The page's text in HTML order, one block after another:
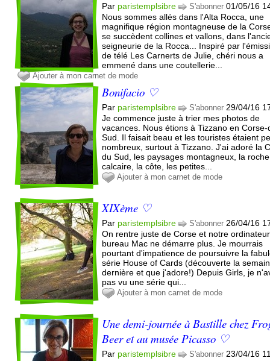
Par paristemplsibre S'abonner 01/05/16
Nous sommes allés dans l'Alta Rocca, une
magnifique région montagneuse de la
se succèdent collines et vallons, dans
seigneurie de la Rocca... Inspiré par
de télé Les Carnerts de Julie, chéri nous a
emmené dans une coutellerie...
Ajouter à mon carnet de mode
Bonifacio ♡
Par paristemplsibre S'abonner 29/04/16
Je commence juste à trier mes photos de
vacances. Nous étions à Tizzano en Corse-
Sud. Il faisait beau et les touristes étaient
nombreux, surtout à Tizzano. J'ai adoré la
du Sud, les paysages montagneux, la roche
calcaire, la côte, les petites...
Ajouter à mon carnet de mode
XIXème ♡
Par paristemplsibre S'abonner 26/04/16
On rentre juste de Corse et notre
bureau Mac ne démarre plus. Je mourrais
pourtant d'impatience de poursuivre la
série House of Cards (découverte la
dernière et que j'adore!) Depuis Girls, je
pas vu une série qui...
Ajouter à mon carnet de mode
Une demi-journée à Bastille chez
Beer et au musée Picasso ♡
Par paristemplsibre S'abonner 23/04/16